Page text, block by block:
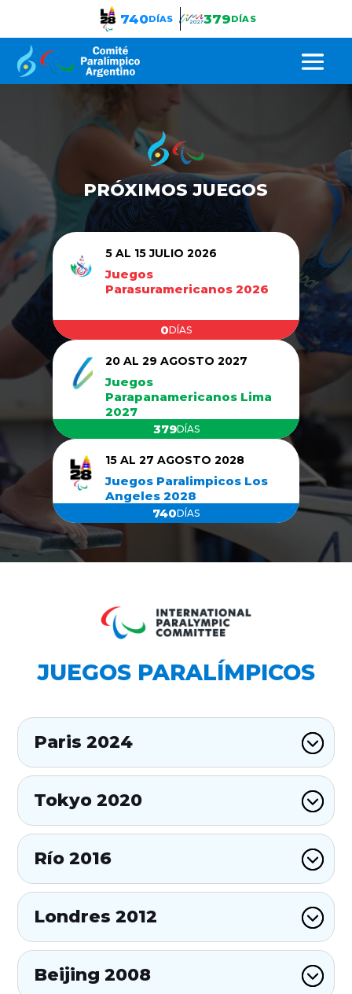
740DÍAS 379DÍAS
PRÓXIMOS JUEGOS
5 AL 15 JULIO 2026
Juegos
Parasuramericanos 2026
0DÍAS
20 AL 29 AGOSTO 2027
Juegos
Parapanamericanos Lima
2027
379DÍAS
15 AL 27 AGOSTO 2028
Juegos Paralimpicos Los
Angeles 2028
740DÍAS
JUEGOS PARALÍMPICOS
Paris 2024
Tokyo 2020
Río 2016
Londres 2012
Beijing 2008